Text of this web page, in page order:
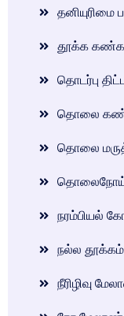
தனியுரிமை
தூக்க
தொடர்பு
தொலை
தொலை
நரம்பியல்
நல்ல தூக்கம்
நீரிழிவு